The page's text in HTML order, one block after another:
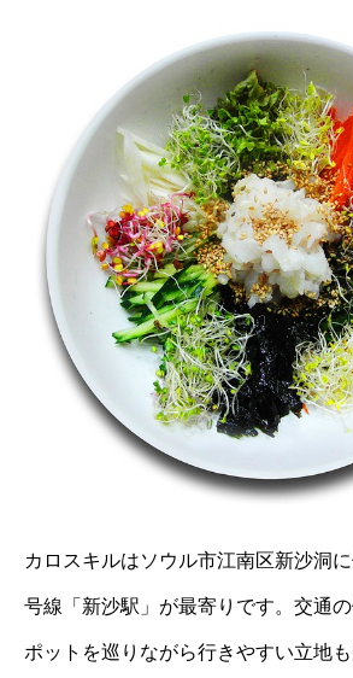
カロスキルはソウル市江南区新沙洞
号線「新沙駅」が最寄りです。交通
ポットを巡りながら行きやすい立地